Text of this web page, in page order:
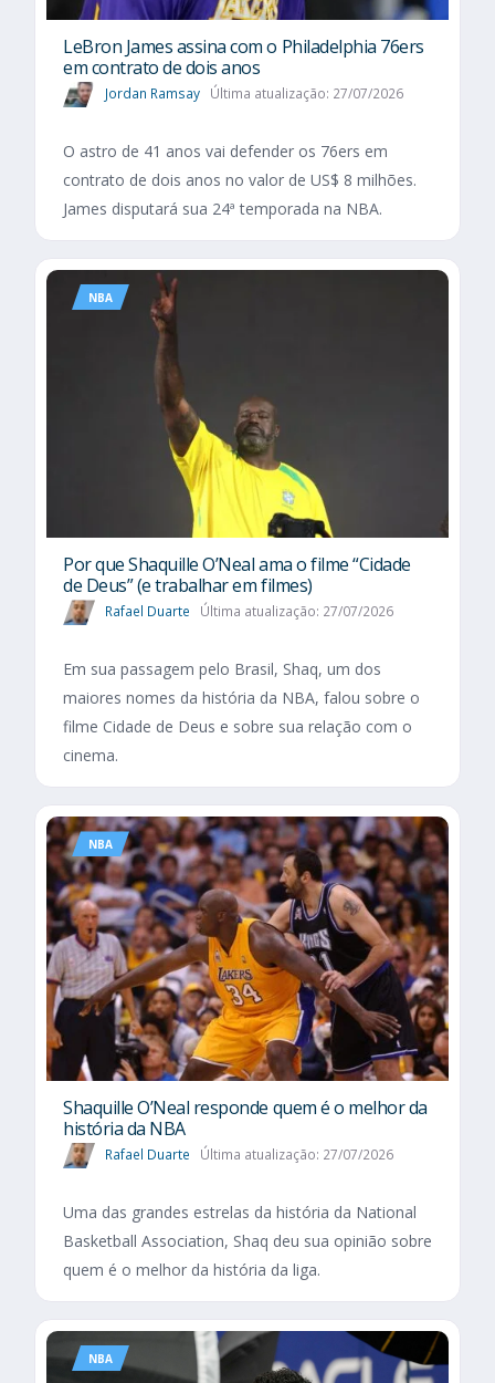
LeBron James assina com o Philadelphia 76ers
em contrato de dois anos
Jordan Ramsay Última atualização: 27/07/2026
O astro de 41 anos vai defender os 76ers em
contrato de dois anos no valor de US$ 8 milhões.
James disputará sua 24ª temporada na NBA.
NBA
Por que Shaquille O’Neal ama o filme “Cidade
de Deus” (e trabalhar em filmes)
Rafael Duarte Última atualização: 27/07/2026
Em sua passagem pelo Brasil, Shaq, um dos
maiores nomes da história da NBA, falou sobre o
filme Cidade de Deus e sobre sua relação com o
cinema.
NBA
Shaquille O’Neal responde quem é o melhor da
história da NBA
Rafael Duarte Última atualização: 27/07/2026
Uma das grandes estrelas da história da National
Basketball Association, Shaq deu sua opinião sobre
quem é o melhor da história da liga.
NBA